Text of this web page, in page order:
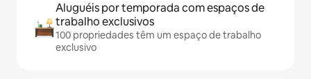
Aluguéis por temporada com espaços de
trabalho exclusivos
100 propriedades têm um espaço de trabalho
exclusivo